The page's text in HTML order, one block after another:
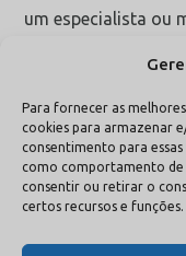
Para fornecer as
cookies para armazenar
consentimento para
como comportamento de
consentir ou retirar o
certos recursos e funções.
um especialista ou
“Nesse interstício
muitas vezes, não
principalmente, de
medicina curativa.